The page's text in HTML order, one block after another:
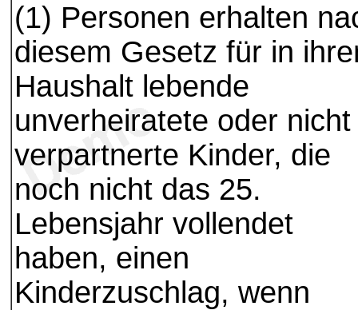
(1) Personen erhalten
diesem Gesetz für in
Haushalt lebende
unverheiratete oder nicht
verpartnerte Kinder, die
noch nicht das 25.
Lebensjahr vollendet
haben, einen
Kinderzuschlag, wenn